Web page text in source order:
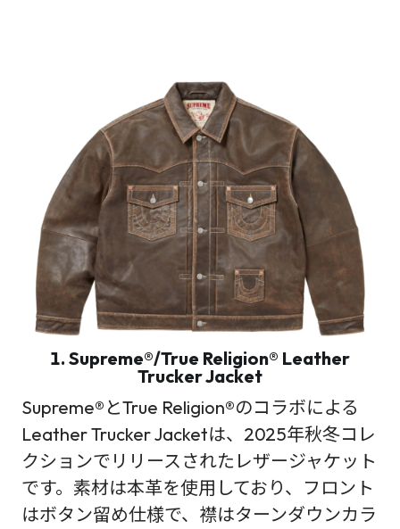
1. Supreme®/True Religion® Leather
Trucker Jacket
Supreme®とTrue Religion®のコラボによる
Leather Trucker Jacketは、2025年秋冬コレ
クションでリリースされたレザージャケット
です。素材は本革を使用しており、フロント
はボタン留め仕様で、襟はターンダウンカラ